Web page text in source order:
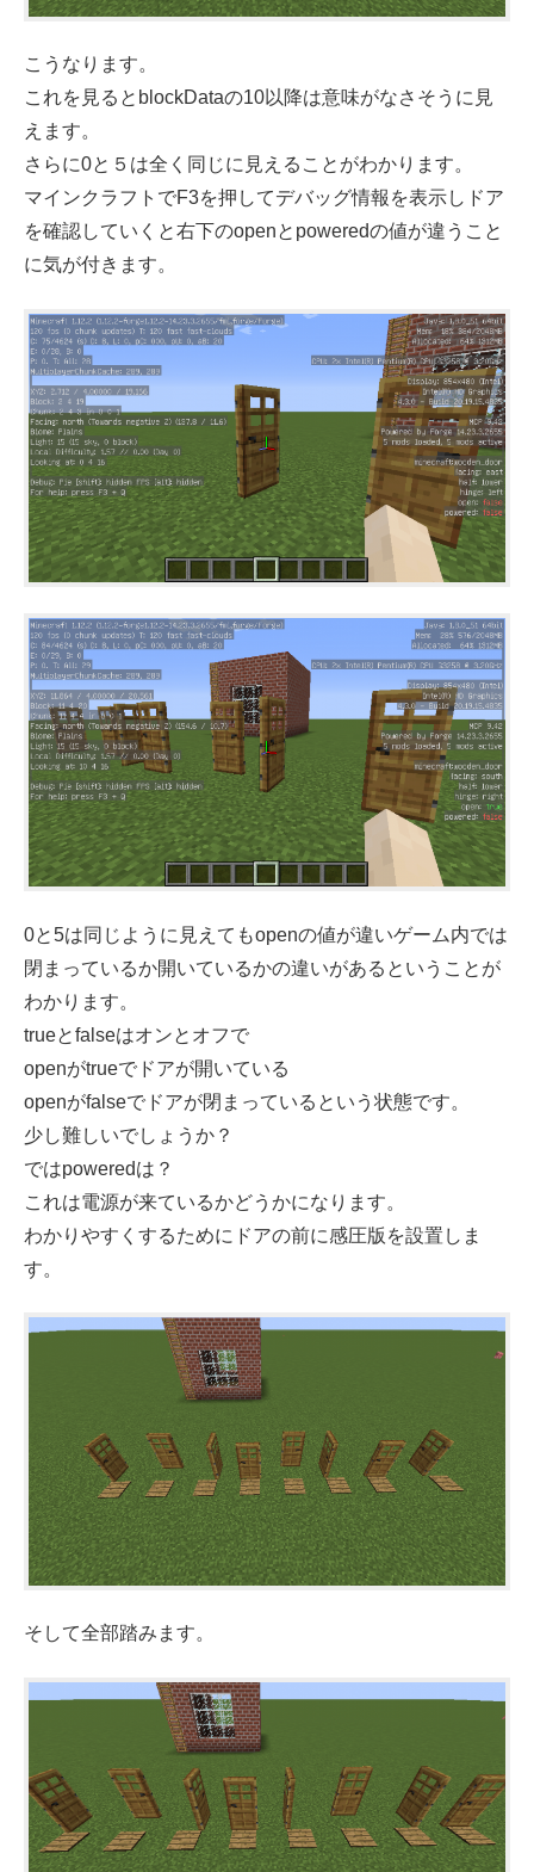
こうなります。
これを見るとblockDataの10以降は意味がなさそうに見
えます。
さらに0と５は全く同じに見えることがわかります。
マインクラフトでF3を押してデバッグ情報を表示しドア
を確認していくと右下のopenとpoweredの値が違うこと
に気が付きます。
0と5は同じように見えてもopenの値が違いゲーム内では
閉まっているか開いているかの違いがあるということが
わかります。
trueとfalseはオンとオフで
openがtrueでドアが開いている
openがfalseでドアが閉まっているという状態です。
少し難しいでしょうか？
ではpoweredは？
これは電源が来ているかどうかになります。
わかりやすくするためにドアの前に感圧版を設置しま
す。
そして全部踏みます。